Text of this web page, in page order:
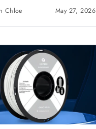
Chloe May 27, 2026